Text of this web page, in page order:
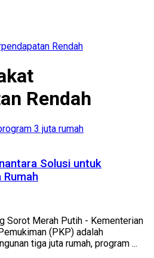
Rendah
Rendah
Solusi untuk
Sorot Merah Putih - Kementerian
(PKP) adalah
tiga juta rumah, program ...